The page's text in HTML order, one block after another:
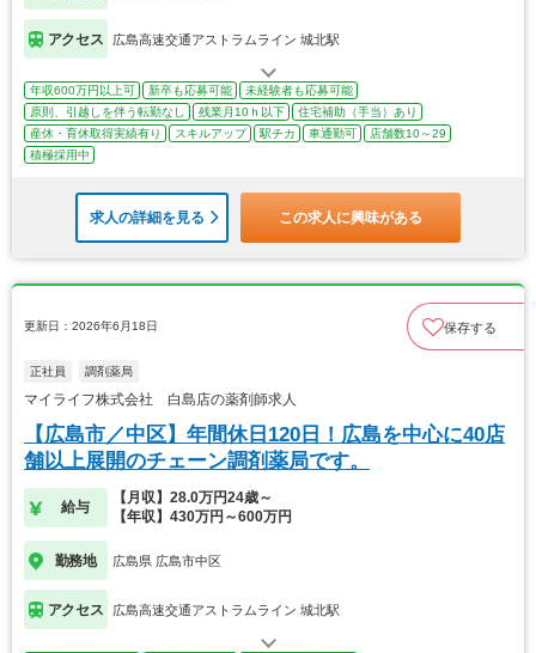
アクセス 広島高速交通アストラムライン 城北駅
年収600万円以上可 新卒も応募可能
未経験者も応募可能
原則、引越しを伴う転勤なし
残業月10ｈ以下
住宅補助（手当）あり
産休・育休取得実績有り
スキルアップ 駅チカ 車通勤可
店舗数10～29
積極採用中
求人の詳細を見る この求人に興味がある
更新日：2026年6月18日 保存する
正社員 調剤薬局
マイライフ株式会社 白島店の薬剤師求人
【広島市／中区】年間休日120日！広島を中心に40店
舗以上展開のチェーン調剤薬局です。
給与
【月収】28.0万円24歳～
【年収】430万円～600万円
勤務地 広島県 広島市中区
アクセス 広島高速交通アストラムライン 城北駅